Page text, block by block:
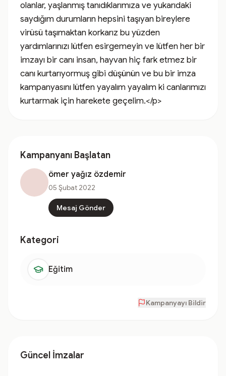
olanlar, yaşlanmış tanıdıklarımıza ve yukarıdaki
saydığım durumların hepsini taşıyan bireylere
virüsü taşımaktan korkarız bu yüzden
yardımlarınızı lütfen esirgemeyin ve lütfen her bir
imzayı bir canı insan, hayvan hiç fark etmez bir
canı kurtarıyormuş gibi düşünün ve bu bir imza
kampanyasını lütfen yayalım yayalım ki canlarımızı
kurtarmak için harekete geçelim.</p>
Kampanyanı Başlatan
ömer yağız özdemir
05 Şubat 2022
Mesaj Gönder
Kategori
Eğitim
Kampanyayı Bildir
Güncel İmzalar